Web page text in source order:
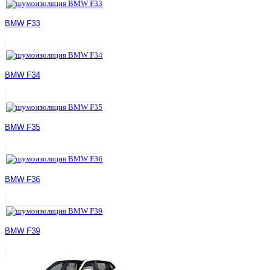
BMW F33
BMW F34
BMW F35
BMW F36
BMW F39